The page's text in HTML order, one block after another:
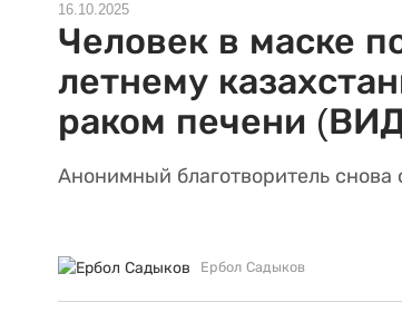
16.10.2025
Человек в маске
летнему
раком печени
Анонимный благотворитель снова
Ербол Садыков